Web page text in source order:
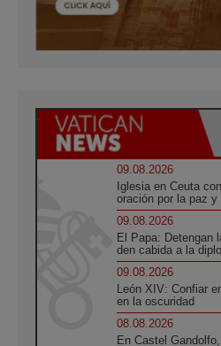
09.08.2026
Iglesia en Ceuta
oración por la paz y
09.08.2026
El Papa: Detengan
den cabida a la
09.08.2026
León XIV: Confiar
en la oscuridad
08.08.2026
En Castel